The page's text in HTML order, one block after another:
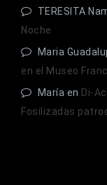
TERESITA
Noche
Maria
en el Museo
María en Di-
Fosilizadas